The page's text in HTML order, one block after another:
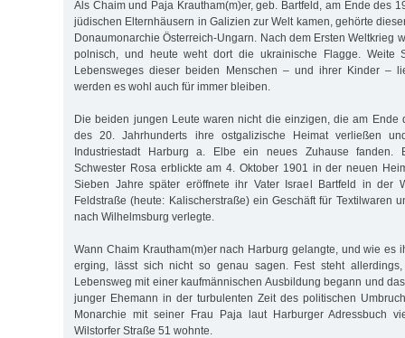
Als Chaim und Paja Krautham(m)er, geb. Bartfeld, am Ende des
jüdischen Elternhäusern in Galizien zur Welt kamen, gehörte
Donaumonarchie Österreich-Ungarn. Nach dem Ersten Weltkrieg
polnisch, und heute weht dort die ukrainische Flagge. Weite
Lebensweges dieser beiden Menschen – und ihrer Kinder –
werden es wohl auch für immer bleiben.
Die beiden jungen Leute waren nicht die einzigen, die am Ende
des 20. Jahrhunderts ihre ostgalizische Heimat verließen
Industriestadt Harburg a. Elbe ein neues Zuhause fanden.
Schwester Rosa erblickte am 4. Oktober 1901 in der neuen
Sieben Jahre später eröffnete ihr Vater Israel Bartfeld in der
Feldstraße (heute: Kalischerstraße) ein Geschäft für Textilwaren
nach Wilhelmsburg verlegte.
Wann Chaim Krautham(m)er nach Harburg gelangte, und wie es
erging, lässt sich nicht so genau sagen. Fest steht
Lebensweg mit einer kaufmännischen Ausbildung begann und
junger Ehemann in der turbulenten Zeit des politischen
Monarchie mit seiner Frau Paja laut Harburger Adressbuch
Wilstorfer Straße 51 wohnte.